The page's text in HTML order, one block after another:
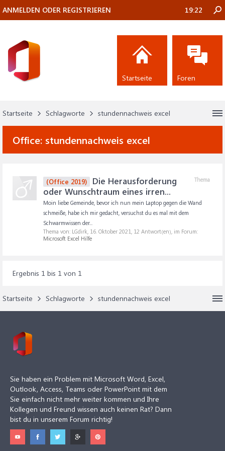
Startseite Schlagworte stundennachweis excel
Office: stundennachweis excel
Thema
(Office 2019)
Die Herausforderung
oder Wunschtraum eines irren...
Moin liebe Gemeinde, bevor ich nun mein Laptop gegen die Wand
schmeiße, habe ich mir gedacht, versuchst du es mal mit dem
Schwarmwissen der...
Thema von: LGdirk, 16. Oktober 2021, 12 Antwort(en), im Forum:
Microsoft Excel Hilfe
Ergebnis 1 bis 1 von 1
Startseite Schlagworte stundennachweis excel
ANMELDEN ODER REGISTRIEREN 19:22
Startseite Foren
Sie haben ein Problem mit Microsoft Word, Excel,
Outlook, Access, Teams oder PowerPoint mit dem
Sie einfach nicht mehr weiter kommen und Ihre
Kollegen und Freund wissen auch keinen Rat? Dann
bist du in unserem Forum richtig!